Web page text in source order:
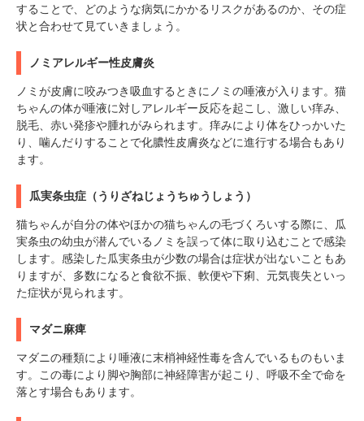
することで、どのような病気にかかるリスクがあるのか、その症
状と合わせて見ていきましょう。
ノミアレルギー性皮膚炎
ノミが皮膚に咬みつき吸血するときにノミの唾液が入ります。猫
ちゃんの体が唾液に対しアレルギー反応を起こし、激しい痒み、
脱毛、赤い発疹や腫れがみられます。痒みにより体をひっかいた
り、噛んだりすることで化膿性皮膚炎などに進行する場合もあり
ます。
瓜実条虫症（うりざねじょうちゅうしょう）
猫ちゃんが自分の体やほかの猫ちゃんの毛づくろいする際に、瓜
実条虫の幼虫が潜んでいるノミを誤って体に取り込むことで感染
します。感染した瓜実条虫が少数の場合は症状が出ないこともあ
りますが、多数になると食欲不振、軟便や下痢、元気喪失といっ
た症状が見られます。
マダニ麻痺
マダニの種類により唾液に末梢神経性毒を含んでいるものもいま
す。この毒により脚や胸部に神経障害が起こり、呼吸不全で命を
落とす場合もあります。